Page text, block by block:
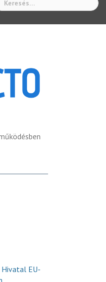
EU-